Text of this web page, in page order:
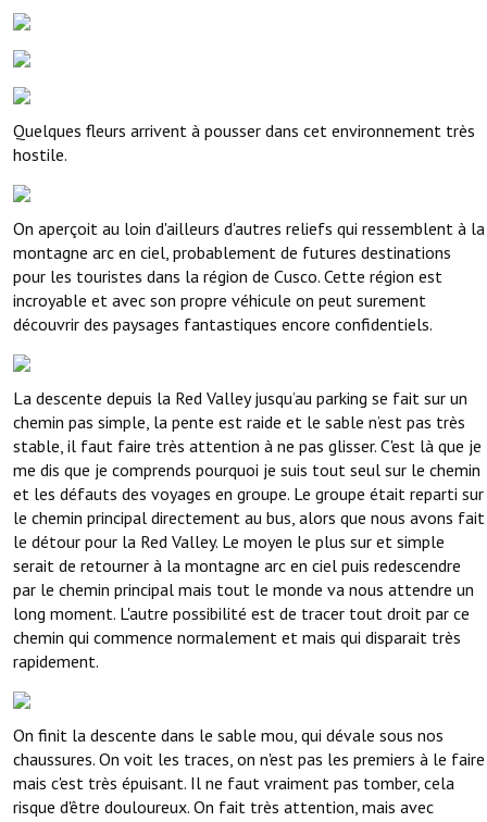
Quelques fleurs arrivent à pousser dans cet environnement très
hostile.
On aperçoit au loin d'ailleurs d'autres reliefs qui ressemblent à la
montagne arc en ciel, probablement de futures destinations
pour les touristes dans la région de Cusco. Cette région est
incroyable et avec son propre véhicule on peut surement
découvrir des paysages fantastiques encore confidentiels.
La descente depuis la Red Valley jusqu’au parking se fait sur un
chemin pas simple, la pente est raide et le sable n’est pas très
stable, il faut faire très attention à ne pas glisser. C'est là que je
me dis que je comprends pourquoi je suis tout seul sur le chemin
et les défauts des voyages en groupe. Le groupe était reparti sur
le chemin principal directement au bus, alors que nous avons fait
le détour pour la Red Valley. Le moyen le plus sur et simple
serait de retourner à la montagne arc en ciel puis redescendre
par le chemin principal mais tout le monde va nous attendre un
long moment. L'autre possibilité est de tracer tout droit par ce
chemin qui commence normalement et mais qui disparait très
rapidement.
On finit la descente dans le sable mou, qui dévale sous nos
chaussures. On voit les traces, on n'est pas les premiers à le faire
mais c'est très épuisant. Il ne faut vraiment pas tomber, cela
risque d'être douloureux. On fait très attention, mais avec